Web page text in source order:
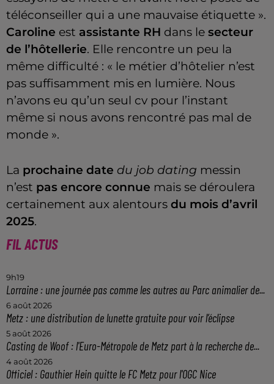
téléconseiller qui a une mauvaise étiquette ».
Caroline est assistante RH dans le secteur
de l’hôtellerie. Elle rencontre un peu la
même difficulté : « le métier d’hôtelier n’est
pas suffisamment mis en lumière. Nous
n’avons eu qu’un seul cv pour l’instant
même si nous avons rencontré pas mal de
monde ».
La prochaine date du job dating messin
n’est pas encore connue mais se déroulera
certainement aux alentours du mois d’avril
2025.
FIL ACTUS
9h19
Lorraine : une journée pas comme les autres au Parc animalier de...
6 août 2026
Metz : une distribution de lunette gratuite pour voir l’éclipse
5 août 2026
Casting de Woof : l'Euro-Métropole de Metz part à la recherche de...
4 août 2026
Officiel : Gauthier Hein quitte le FC Metz pour l'OGC Nice